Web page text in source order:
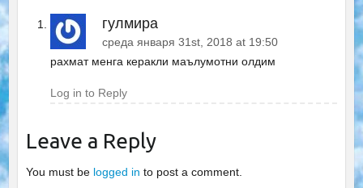
гулмира
среда января 31st, 2018 at 19:50
рахмат менга керакли маълумотни олдим
Log in to Reply
Leave a Reply
You must be logged in to post a comment.